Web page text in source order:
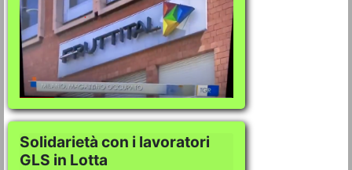
Solidarietà con i lavoratori
GLS in Lotta